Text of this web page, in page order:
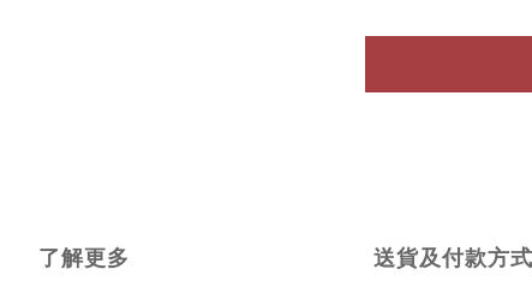
了解更多 送貨及付款方式